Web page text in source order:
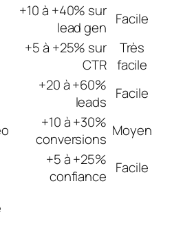
+10 à +40% sur
lead gen Facile
+5 à +25% sur
CTR
Très
facile
+20 à +60%
leads Facile
+10 à +30%
conversions Moyen
+5 à +25%
confiance Facile